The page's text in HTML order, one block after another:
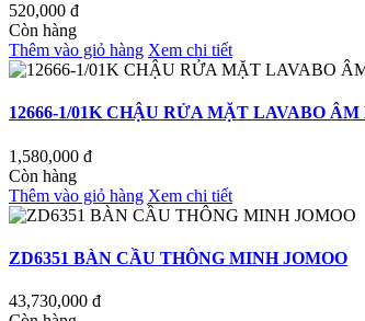
520,000 đ
Còn hàng
Thêm vào giỏ hàng Xem chi tiết
12666-1/01K CHẬU RỬA MẶT LAVABO
1,580,000 đ
Còn hàng
Thêm vào giỏ hàng Xem chi tiết
ZD6351 BÀN CẦU THÔNG MINH JOMOO
43,730,000 đ